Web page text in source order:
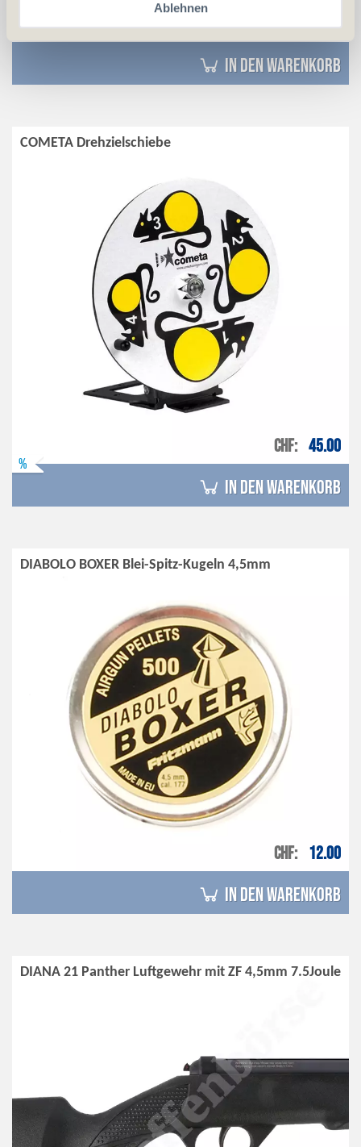
Ablehnen
CHF 15.00
in den Warenkorb
%
COMETA Drehzielschiebe
CHF 45.00
in den Warenkorb
DIABOLO BOXER Blei-Spitz-Kugeln 4,5mm
CHF 12.00
in den Warenkorb
DIANA 21 Panther Luftgewehr mit ZF 4,5mm 7.5Joule